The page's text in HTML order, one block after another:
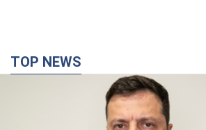
TOP NEWS